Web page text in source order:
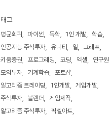
태그
평균회귀 파이썬 독학 1인 개발
학습
인공지능 주식투자
유니티 일
그래프
키움증권
프로그래밍 코딩 엑셀
연구원
모의투자
기계학습
포토샵
알고리즘 트레이딩
1인개발
게임개발
주식투자
블렌더
게임제작
알고리즘 주식투자
픽셀아트